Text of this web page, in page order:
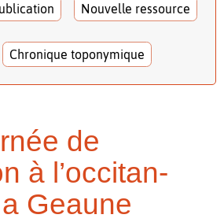
Nouvelle ressource
Chronique toponymique
de
à l’occitan-
Geaune